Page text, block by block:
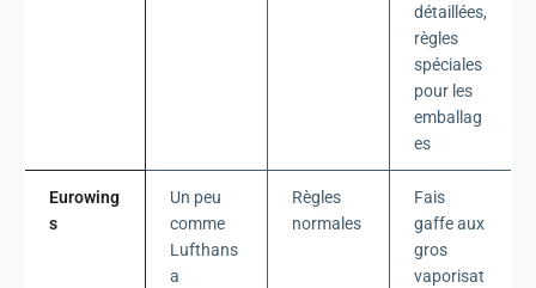
détaillées,
règles
spéciales
pour les
emballag
es
Eurowing
s
Un peu
comme
Lufthans
a
Règles
normales
Fais
gaffe aux
gros
vaporisat